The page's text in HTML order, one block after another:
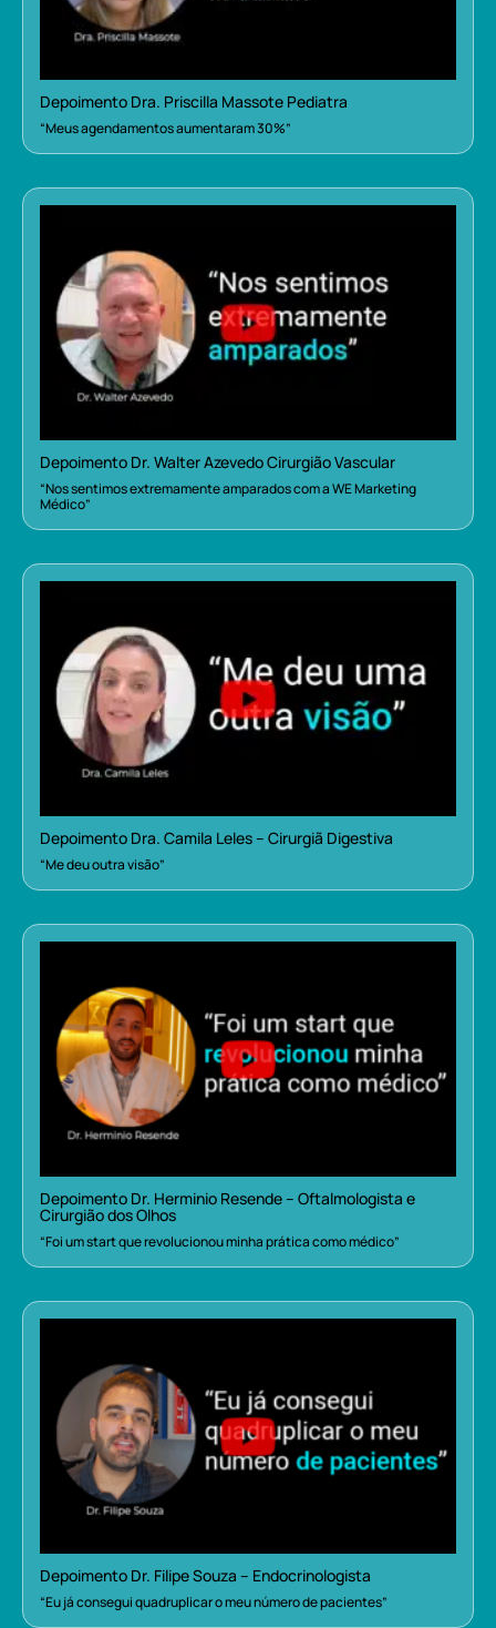
Depoimento Dra. Priscilla Massote Pediatra
“Meus agendamentos aumentaram 30%”
Depoimento Dr. Walter Azevedo Cirurgião Vascular
“Nos sentimos extremamente amparados com a WE Marketing
Médico”
Depoimento Dra. Camila Leles – Cirurgiã Digestiva
“Me deu outra visão”
Depoimento Dr. Herminio Resende – Oftalmologista e
Cirurgião dos Olhos
“Foi um start que revolucionou minha prática como médico”
Depoimento Dr. Filipe Souza – Endocrinologista
“Eu já consegui quadruplicar o meu número de pacientes”